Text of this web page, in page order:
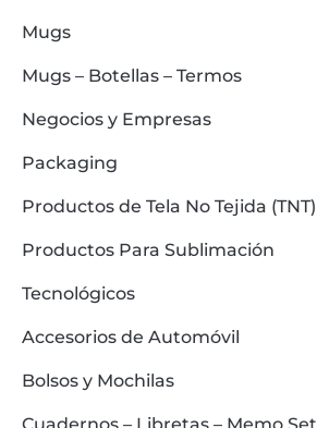
Mugs
Mugs – Botellas – Termos
Negocios y Empresas
Packaging
Productos de Tela No Tejida (TNT)
Productos Para Sublimación
Tecnológicos
Accesorios de Automóvil
Bolsos y Mochilas